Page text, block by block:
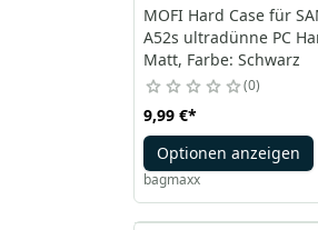
MOFI Hard Case für
A52s ultradünne PC
Matt, Farbe: Schwarz
0
9,99 €*
Optionen anzeigen
bagmaxx